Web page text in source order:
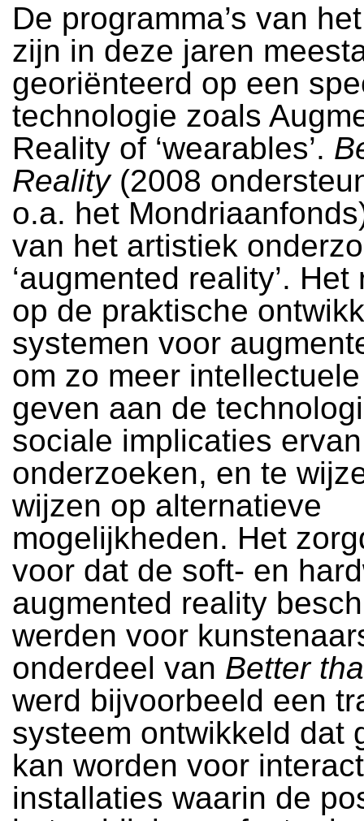
De programma’s van
zijn in deze jaren
georiënteerd op een
technologie zoals
Reality of ‘wearables’.
Reality(2008
o.a. het
van het artistiek
‘augmented reality’.
op de praktische
systemen voor
om zo meer
geven aan de
sociale implicaties
onderzoeken, en te
wijzen op alternatieve
mogelijkheden. Het
voor dat de soft- en
augmented reality
werden voor
onderdeel van Better
werd bijvoorbeeld een
systeem ontwikkeld dat
kan worden voor
installaties waarin de